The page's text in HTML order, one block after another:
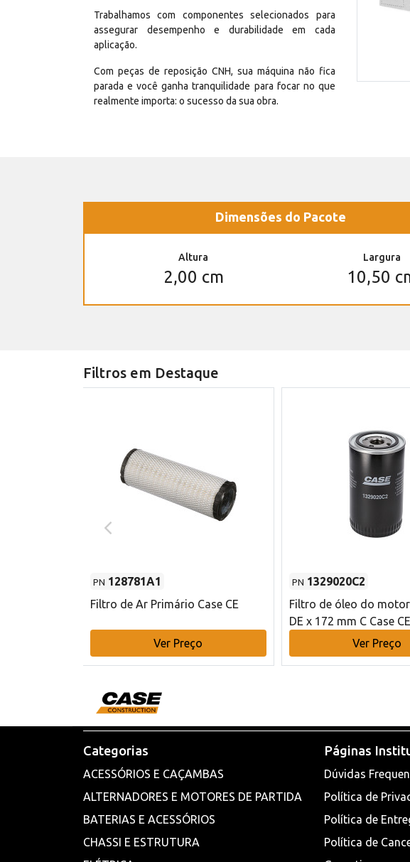
Trabalhamos com componentes selecionados para
assegurar desempenho e durabilidade em cada
aplicação.
Com peças de reposição CNH, sua máquina não fica
parada e você ganha tranquilidade para focar no que
realmente importa: o sucesso da sua obra.
Dimensões do Pacote
Altura
2,00 cm
Largura
10,50
Filtros em Destaque
PN 128781A1
Filtro de Ar Primário Case CE
Ver Preço
PN 1329020C2
Filtro de óleo do
DE x 172 mm C Case CE
Ver Preço
Categorias
ACESSÓRIOS E CAÇAMBAS
ALTERNADORES E MOTORES DE PARTIDA
BATERIAS E ACESSÓRIOS
CHASSI E ESTRUTURA
Páginas
Dúvidas
Política de
Política de
Política de